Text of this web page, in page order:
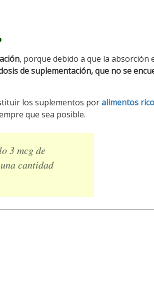
, porque debido a que la absorción
de suplementación, que no se
los suplementos poralimentos
que sea posible.
3 mcg de
cantidad